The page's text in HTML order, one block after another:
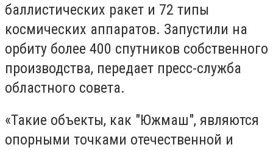
баллистических ракет и 72 типы
космических аппаратов. Запустили на
орбиту более 400 спутников собственного
производства, передает пресс-служба
областного совета.
«Такие объекты, как "Южмаш", являются
опорными точками отечественной и